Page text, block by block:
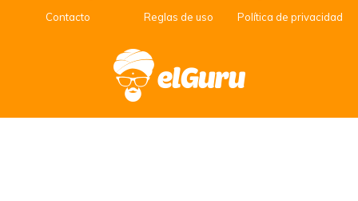
Contacto
Reglas de uso Política de privacidad